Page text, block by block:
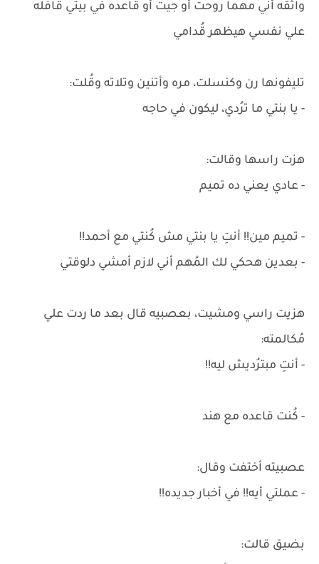
واثقه أني مهما روحت أو جيت أو قاعده في بيتي قافله
علي نفسي هيظهر قُدامي
تليفونها رن وكنسلت، مره وأتنين وتلاته وقُلت:
- يا بنتي ما ترُدي، ليكون في حاجه
هزت راسها وقالت:
- عادي يعني ده تميم
- تميم مين!! أنتِ يا بنتي مش كُنتي مع أحمد!!
- بعدين هحكي لك المُهم أني لازم أمشي دلوقتي
هزيت راسي ومشيت، بعصبيه قال بعد ما ردت علي
مُكالمته:
- أنتِ مبترُديش ليه!!
- كُنت قاعده مع هند
عصبيته أختفت وقال:
- عملتي أيه!! في أخبار جديده!!
بضيق قالت: